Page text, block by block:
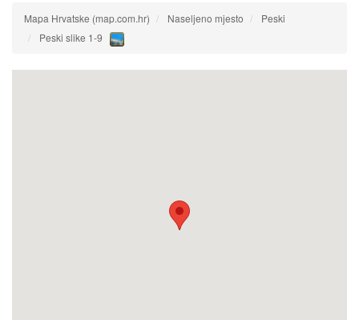
Mapa Hrvatske (map.com.hr) Naseljeno mjesto
Peski
Peski slike 1-9